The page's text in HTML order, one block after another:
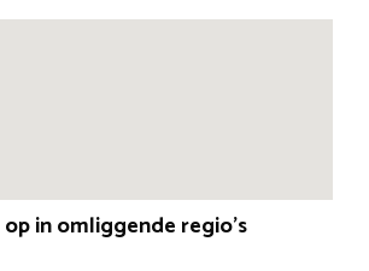
in omliggende regio’s